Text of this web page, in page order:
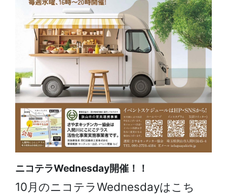
ニコテラWednesday開催！！
10月のニコテラWednesdayはこち